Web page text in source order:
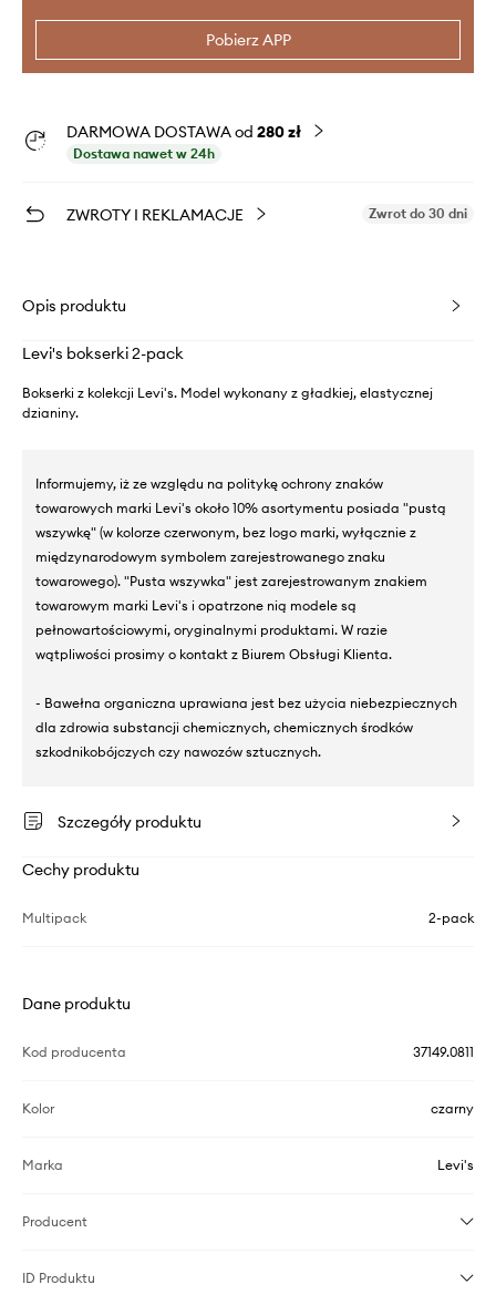
Pobierz APP
DARMOWA DOSTAWA od 280 zł
Dostawa nawet w 24h
ZWROTY I REKLAMACJE Zwrot do 30 dni
Opis produktu
Levi's bokserki 2-pack
Bokserki z kolekcji Levi's. Model wykonany z gładkiej, elastycznej
dzianiny.
Informujemy, iż ze względu na politykę ochrony znaków
towarowych marki Levi's około 10% asortymentu posiada "pustą
wszywkę" (w kolorze czerwonym, bez logo marki, wyłącznie z
międzynarodowym symbolem zarejestrowanego znaku
towarowego). "Pusta wszywka" jest zarejestrowanym znakiem
towarowym marki Levi's i opatrzone nią modele są
pełnowartościowymi, oryginalnymi produktami. W razie
wątpliwości prosimy o kontakt z Biurem Obsługi Klienta.
- Bawełna organiczna uprawiana jest bez użycia niebezpiecznych
dla zdrowia substancji chemicznych, chemicznych środków
szkodnikobójczych czy nawozów sztucznych.
Szczegóły produktu
Cechy produktu
Multipack 2-pack
Dane produktu
Kod producenta 37149.0811
Kolor czarny
Marka Levi's
Producent
ID Produktu